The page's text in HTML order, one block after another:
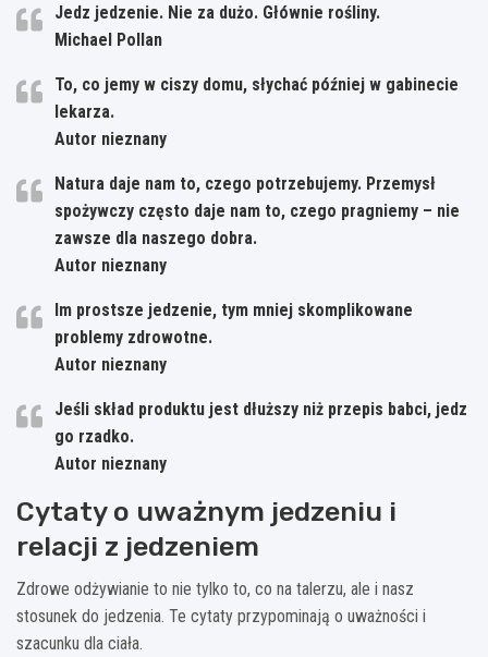
Jedz jedzenie. Nie za dużo. Głównie rośliny.
Michael Pollan
To, co jemy w ciszy domu, słychać później w gabinecie
lekarza.
Autor nieznany
Natura daje nam to, czego potrzebujemy. Przemysł
spożywczy często daje nam to, czego pragniemy – nie
zawsze dla naszego dobra.
Autor nieznany
Im prostsze jedzenie, tym mniej skomplikowane
problemy zdrowotne.
Autor nieznany
Jeśli skład produktu jest dłuższy niż przepis babci, jedz
go rzadko.
Autor nieznany
Cytaty o uważnym jedzeniu i
relacji z jedzeniem
Zdrowe odżywianie to nie tylko to, co na talerzu, ale i nasz
stosunek do jedzenia. Te cytaty przypominają o uważności i
szacunku dla ciała.